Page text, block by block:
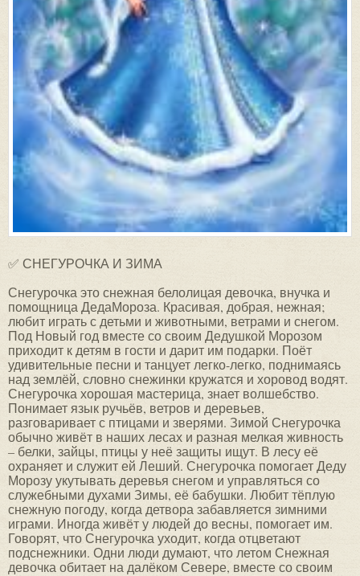
✅ СНЕГУРОЧКА И ЗИМА
Снегурочка это снежная белолицая девочка, внучка и
помощница ДедаМороза. Красивая, добрая, нежная;
любит играть с детьми и животными, ветрами и снегом.
Под Новый год вместе со своим Дедушкой Морозом
приходит к детям в гости и дарит им подарки. Поёт
удивительные песни и танцует легко-легко, поднимаясь
над землёй, словно снежинки кружатся и хоровод водят.
Снегурочка хорошая мастерица, знает волшебство.
Понимает язык ручьёв, ветров и деревьев,
разговаривает с птицами и зверями. Зимой Снегурочка
обычно живёт в наших лесах и разная мелкая живность
– белки, зайцы, птицы у неё защиты ищут. В лесу её
охраняет и служит ей Леший. Снегурочка помогает Деду
Морозу укутывать деревья снегом и управляться со
служебными духами Зимы, её бабушки. Любит тёплую
снежную погоду, когда детвора забавляется зимними
играми. Иногда живёт у людей до весны, помогает им.
Говорят, что Снегурочка уходит, когда отцветают
подснежники. Одни люди думают, что летом Снежная
девочка обитает на далёком Севере, вместе со своим